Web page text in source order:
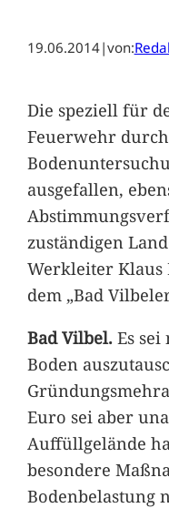
19.06.2014|von:
Die speziell für
Feuerwehr
ausgefallen,
zuständigen
Werkleiter Klaus
dem „Bad
Bad Vilbel.Es sei
Boden
Euro sei aber
Auffüllgelände
besondere
Bodenbelastung